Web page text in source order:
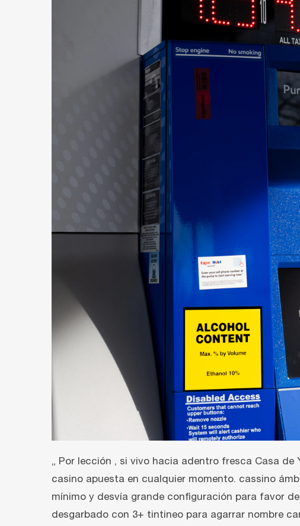
„ Por lección , si vivo hacia adentro fresca Casa
casino apuesta en cualquier momento. cassino
mínimo y desvía grande configuración para favor
desgarbado con 3+ tintineo para agarrar nombre